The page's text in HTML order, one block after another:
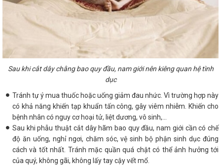
Sau khi cắt dây chằng bao quy đầu, nam giới nên kiêng quan hệ tình
dục
Tránh tự ý mua thuốc hoặc uống giảm đau nhức. Vì trường hợp này
có khả năng khiến tạp khuẩn tấn công, gây viêm nhiễm. Khiến cho
bệnh nhân có nguy cơ hoại tử, liệt dương, vô sinh,...
Sau khi phẫu thuật cắt dây hãm bao quy đầu, nam giới cần có chế
độ ăn uống, nghỉ ngơi, chăm sóc, vệ sinh bộ phận sinh dục đúng
cách và tốt nhất. Tránh mặc quần quá chật có thể ảnh hưởng tới
của quý, không gãi, không lấy tay cậy vết mổ.